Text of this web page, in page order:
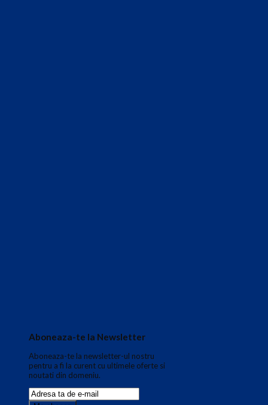
Aboneaza-te la Newsletter
Aboneaza-te la newsletter-ul nostru
pentru a fi la curent cu ultimele oferte si
noutati din domeniu.